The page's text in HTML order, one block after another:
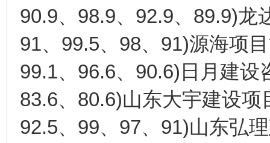
90.9、 98.9、 92.9、 89.9)龙
91、 99.5、 98、 91)源海项
99.1、 96.6、 90.6) 日月建设
83.6、 80.6)山东大宇建设项
92.5、 99、 97、 91)山东弘